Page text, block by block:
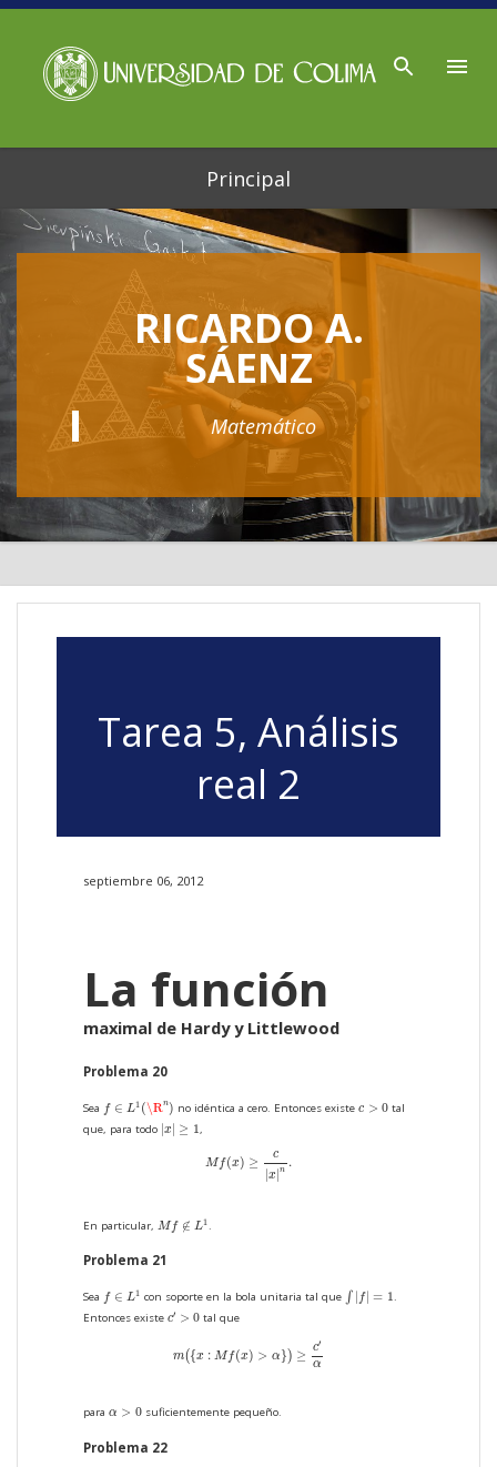
Principal
RICARDO A.
SÁENZ
Matemático
Tarea 5, Análisis
real 2
septiembre 06, 2012
La función
maximal de Hardy y Littlewood
Problema 20
Sea f ∈ L1 (\Rn)
∈L 1(\R n) no idéntica a cero. Entonces existec > 0
c >0
tal
que, para todo |x| ≥ 1
|x |≥ 1,
M f(x) ≥
c
x n .
n
En particular, M f ∉ L1
Mf∉ L 1 .
Problema 21
Sea f ∈ L1
f∈L 1 con soporte en la bola unitaria tal que ∫ | f| = 1
∫| |
.
Entonces existe c′ > 0
c′ >0 tal que
m({x : M f(x) > α}) ≥ c′
α
para α > 0
α >0 suficientemente pequeño.
Problema 22